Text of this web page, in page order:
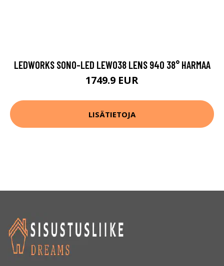
LEDWORKS SONO-LED LEWO38 LENS 940 38° HARMAA
1749.9 EUR
LISÄTIETOJA